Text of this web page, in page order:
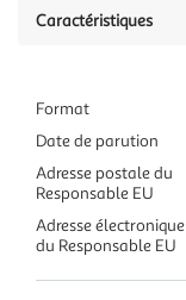
Caractéristiques
Format
Date de parution
Adresse postale du
Responsable EU
Adresse électronique
du Responsable EU